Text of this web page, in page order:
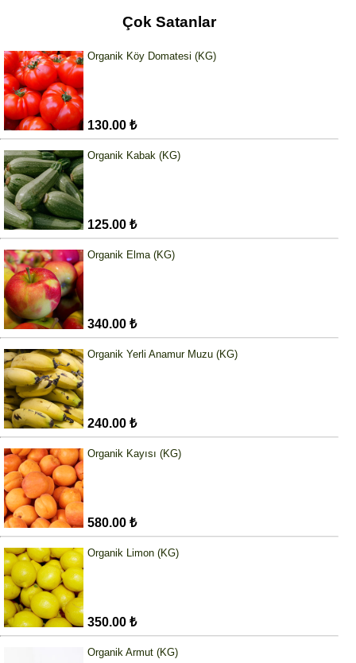
Çok Satanlar
Organik Köy Domatesi (KG)
130.00 ₺
Organik Kabak (KG)
125.00 ₺
Organik Elma (KG)
340.00 ₺
Organik Yerli Anamur Muzu (KG)
240.00 ₺
Organik Kayısı (KG)
580.00 ₺
Organik Limon (KG)
350.00 ₺
Organik Armut (KG)